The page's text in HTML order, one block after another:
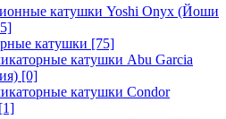
катушки Yoshi Onyx (Йоши
катушки [75]
катушки Abu Garcia
[0]
катушки Condor
[1]